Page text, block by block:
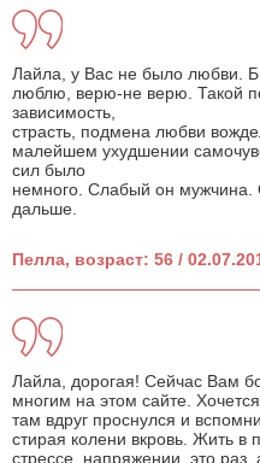
Лайла, у Вас не было любви.
люблю, верю-не верю. Такой
зависимость,
страсть, подмена любви
малейшем ухудшении
сил было
немного. Слабый он мужчина.
дальше.
Пелла, возраст: 56 /
Лайла, дорогая! Сейчас Вам
многим на этом сайте.
там вдруг проснулся и
стирая колени вкровь. Жить в
стрессе, напряжении, это